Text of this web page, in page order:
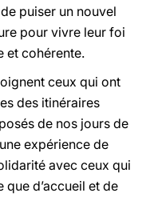
puiser un nouvel
pour vivre leur foi
et cohérente.
ceux qui ont
des itinéraires
de nos jours de
expérience de
avec ceux qui
que d’accueil et de